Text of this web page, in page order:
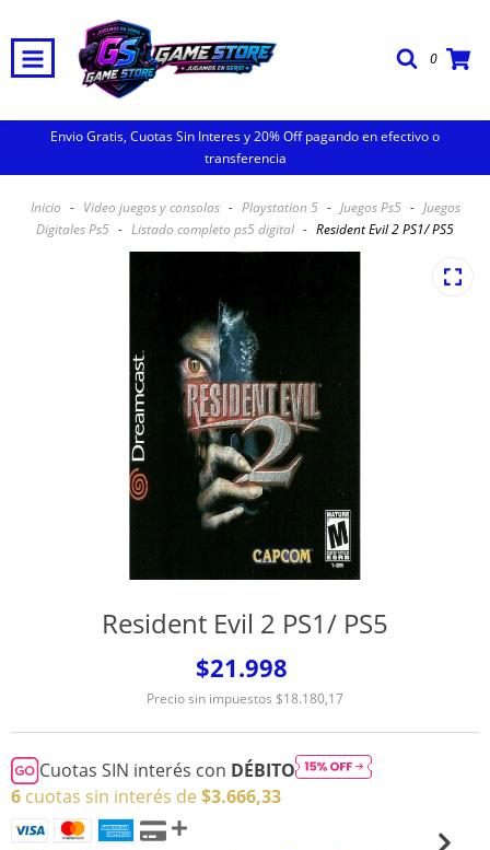
0
Envio Gratis, Cuotas Sin Interes y 20% Off pagando en efectivo o
transferencia
Inicio - Video juegos y consolas - Playstation 5 - Juegos Ps5 - Juegos
Digitales Ps5 - Listado completo ps5 digital - Resident Evil 2 PS1/ PS5
Resident Evil 2 PS1/ PS5
$21.998
Precio sin impuestos $18.180,17
Cuotas SIN interés con DÉBITO
6 cuotas sin interés de $3.666,33